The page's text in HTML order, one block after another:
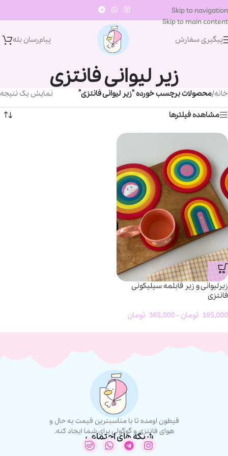
Skip to navigation
Skip to main content
پیگیری سفارش
پیام‌رسان‌ بله
زیر لیوانی فانتزی
خانه/محصولات برچسب خورده “زیر لیوانی فانتزی” نمایش یک نتیجه
مشاهده فیلترها
زیرلیوانی و زیر قابلمه سیلیکونی
فانتزی
195,000 تومان -
365,000 تومان
قیطون اومده تا با مناسبترین قیمت یه حال و
هوای فانتزی و گوگولی برای شما ایجاد کنه.
شبکه های اجتماعی